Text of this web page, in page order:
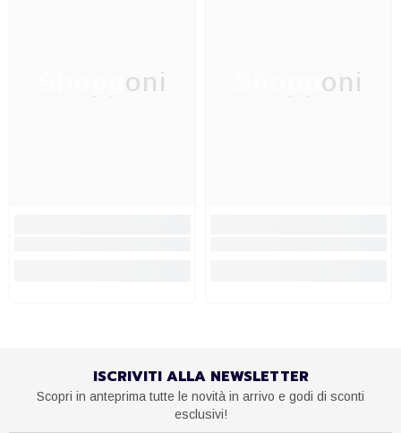
Shopponi Shopponi
ISCRIVITI ALLA NEWSLETTER
Scopri in anteprima tutte le novità in arrivo e godi di sconti
esclusivi!